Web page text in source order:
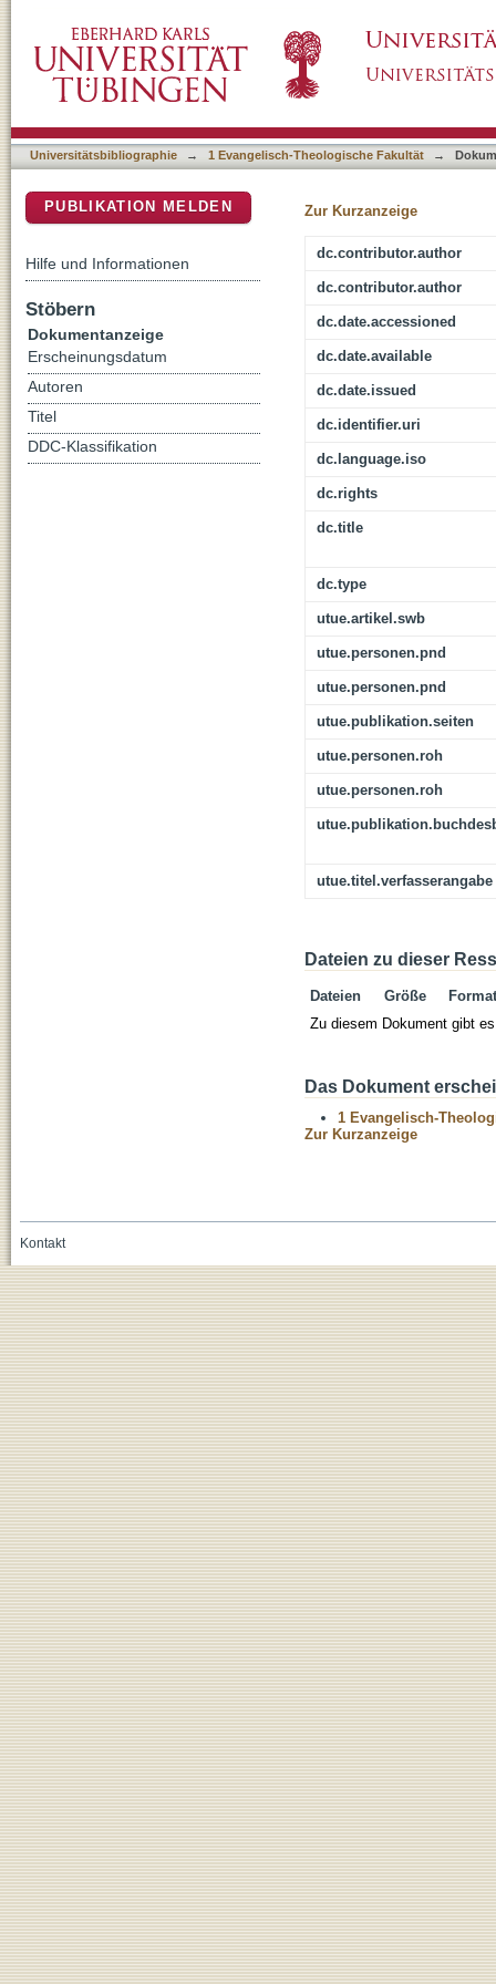
17,22-28a(28b-34)
Universitätsbibliographie → 1 Evangelisch-Theologische Fakultät →
Zur Kurzanzeige
dc.contributor.author
dc.contributor.author
dc.date.accessioned
dc.date.available
dc.date.issued
dc.identifier.uri
dc.language.iso
dc.rights
dc.title
dc.type
utue.artikel.swb
utue.personen.pnd
utue.personen.pnd
utue.publikation.seiten
utue.personen.roh
utue.personen.roh
utue.titel.verfasserangabe
Dateien zu dieser
Dateien Größe
Format
Zu diesem Dokument gibt
Das Dokument
1 Evangelisch-
Zur Kurzanzeige
PUBLIKATION MELDEN
Hilfe und Informationen
Stöbern
Dokumentanzeige
Erscheinungsdatum
Autoren
Titel
DDC-Klassifikation
Kontakt